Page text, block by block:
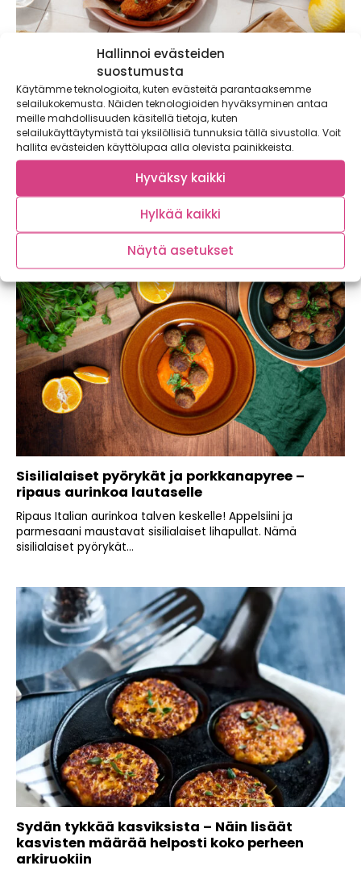
Hallinnoi evästeiden
suostumusta
Käytämme teknologioita, kuten evästeitä parantaaksemme
selailukokemusta. Näiden teknologioiden hyväksyminen antaa
meille mahdollisuuden käsitellä tietoja, kuten
selailukäyttäytymistä tai yksilöllisiä tunnuksia tällä sivustolla. Voit
hallita evästeiden käyttölupaa alla olevista painikkeista.
Hyväksy kaikki
Hylkää kaikki
Näytä asetukset
Perunamuusi on suomalaisen ruokakulttuurin
moniottelija – valjasta Rooty arjen
pelastajaksi!
Hurahda Rootyn Perunamuusiin kokkaamalla Shepherd’s Pie
-uunivuokaa tai juuriselleri-perunakroketteja! Skippaa
perunasirkus ja pyöräytä...
Sisilialaiset pyörykät ja porkkanapyree –
ripaus aurinkoa lautaselle
Ripaus Italian aurinkoa talven keskelle! Appelsiini ja
parmesaani maustavat sisilialaiset lihapullat. Nämä
sisilialaiset pyörykät...
Sydän tykkää kasviksista – Näin lisäät
kasvisten määrää helposti koko perheen
arkiruokiin